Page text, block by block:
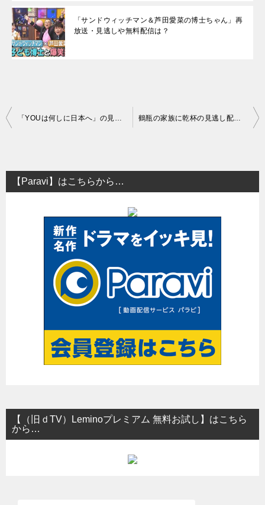
「サンドウィッチマン＆芦田愛菜の博士ちゃん」再
放送・見逃しや無料配信は？
投
ビ
ゲ
【Paravi】はこちらから…
【（旧ｄTV）Leminoプレミアム 無料お試し】はこちら
から…